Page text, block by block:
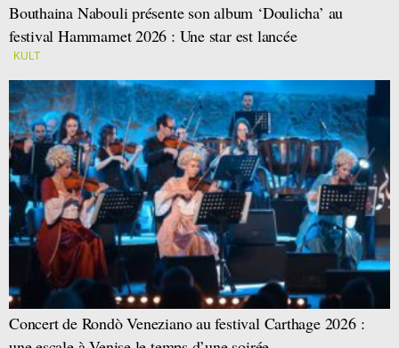
Bouthaina Nabouli présente son album ‘Doulicha’ au
festival Hammamet 2026 : Une star est lancée
KULT
Concert de Rondò Veneziano au festival Carthage 2026 :